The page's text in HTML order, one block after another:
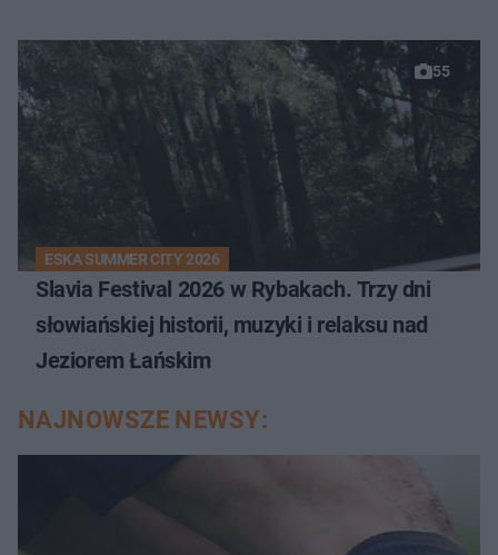
55
ESKA SUMMER CITY 2026
Slavia Festival 2026 w Rybakach. Trzy dni
słowiańskiej historii, muzyki i relaksu nad
Jeziorem Łańskim
NAJNOWSZE NEWSY: